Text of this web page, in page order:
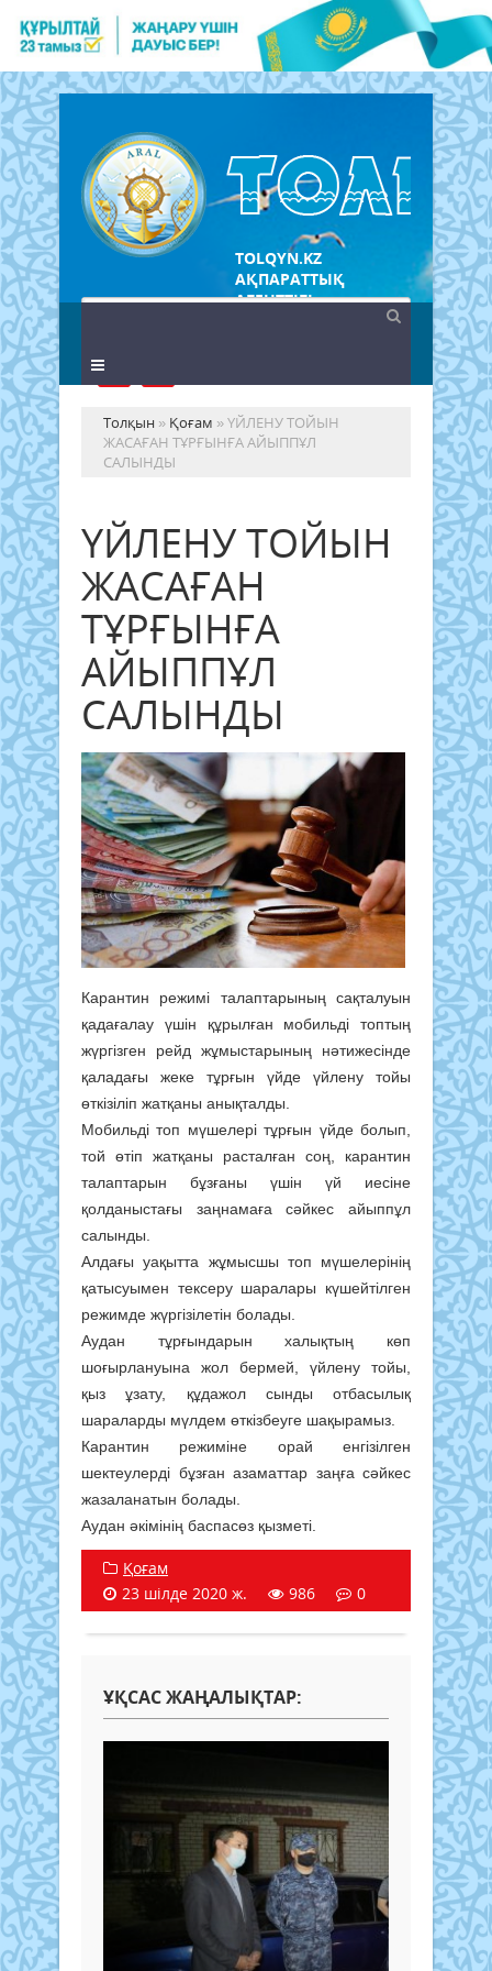
TOLQYN.KZ
АҚПАРАТТЫҚ
АГЕНТТІГІ
Толқын » Қоғам » ҮЙЛЕНУ ТОЙЫН
ЖАСАҒАН ТҰРҒЫНҒА АЙЫППҰЛ
САЛЫНДЫ
ҮЙЛЕНУ ТОЙЫН
ЖАСАҒАН
ТҰРҒЫНҒА
АЙЫППҰЛ
САЛЫНДЫ
Карантин режимі талаптарының сақталуын
қадағалау үшін құрылған мобильді топтың
жүргізген рейд жұмыстарының нәтижесінде
қаладағы жеке тұрғын үйде үйлену тойы
өткізіліп жатқаны анықталды.
Мобильді топ мүшелері тұрғын үйде болып,
той өтіп жатқаны расталған соң, карантин
талаптарын бұзғаны үшін үй иесіне
қолданыстағы заңнамаға сәйкес айыппұл
салынды.
Алдағы уақытта жұмысшы топ мүшелерінің
қатысуымен тексеру шаралары күшейтілген
режимде жүргізілетін болады.
Аудан тұрғындарын халықтың көп
шоғырлануына жол бермей, үйлену тойы,
қыз ұзату, құдажол сынды отбасылық
шараларды мүлдем өткізбеуге шақырамыз.
Карантин режиміне орай енгізілген
шектеулерді бұзған азаматтар заңға сәйкес
жазаланатын болады.
Аудан әкімінің баспасөз қызметі.
Қоғам
23 шілде 2020 ж.
986 0
ҰҚСАС ЖАҢАЛЫҚТАР: